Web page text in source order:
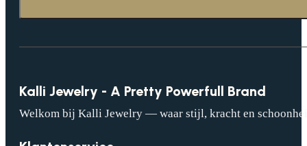
Kalli Jewelry - A Pretty Powerfull Brand
Welkom bij Kalli Jewelry — waar stijl, kracht en